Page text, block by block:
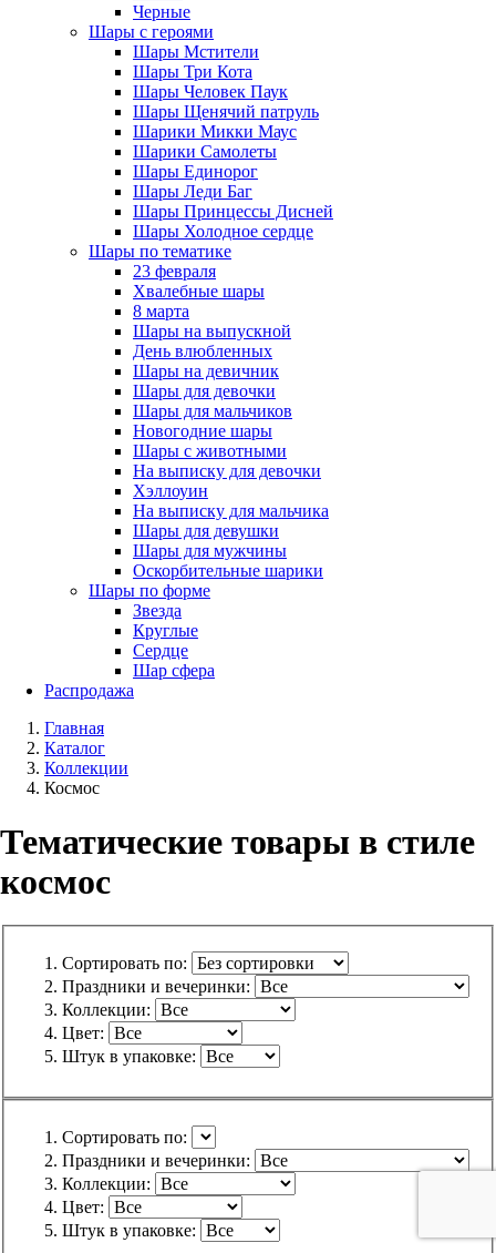
Черные
Шары с героями
Шары Мстители
Шары Три Кота
Шары Человек Паук
Шары Щенячий патруль
Шарики Микки Маус
Шарики Самолеты
Шары Единорог
Шары Леди Баг
Шары Принцессы Дисней
Шары Холодное сердце
Шары по тематике
23 февраля
Хвалебные шары
8 марта
Шары на выпускной
День влюбленных
Шары на девичник
Шары для девочки
Шары для мальчиков
Новогодние шары
Шары с животными
На выписку для девочки
Хэллоуин
На выписку для мальчика
Шары для девушки
Шары для мужчины
Оскорбительные шарики
Шары по форме
Звезда
Круглые
Сердце
Шар сфера
Распродажа
Главная
Каталог
Коллекции
Космос
Тематические товары в стиле
космос
Сортировать по:
Праздники и вечеринки:
Коллекции:
Цвет:
Штук в упаковке:
Сортировать по:
Праздники и вечеринки:
Коллекции:
Цвет:
Штук в упаковке: